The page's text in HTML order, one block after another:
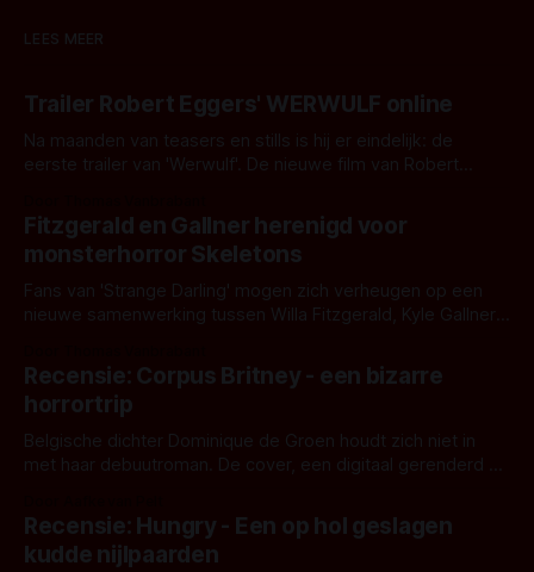
LEES MEER
Trailer Robert Eggers' WERWULF online
Na maanden van teasers en stills is hij er eindelijk: de
eerste trailer van 'Werwulf'. De nieuwe film van Robert
kille stijl vol folklore en mythe. Het topic deze keer is (kon
het het al raden?)... de weerwolf. Kijk je mee?
Fitzgerald en Gallner herenigd voor
monsterhorror Skeletons
Fans van 'Strange Darling' mogen zich verheugen op een
nieuwe samenwerking tussen Willa Fitzgerald, Kyle Gallner
'Skeletons', een nieuwe creature feature waarvoor de
opnames zijn gestart in Australië.
Recensie: Corpus Britney - een bizarre
horrortrip
Belgische dichter Dominique de Groen houdt zich niet in
met haar debuutroman. De cover, een digitaal gerenderd en
achtergrond, belooft iets kleurrijks maar onheilspellends,
iets ongrijpbaars. En dat maakt De Groen met ieder woord
waar.
Recensie: Hungry - Een op hol geslagen
kudde nijlpaarden